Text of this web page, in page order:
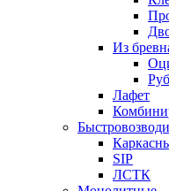
Из
Лафет
SIP
ЛСТК